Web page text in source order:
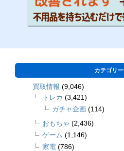
カテゴリー
買取情報 (9,046)
トレカ (3,421)
ガチャ企画 (114)
おもちゃ (2,436)
ゲーム (1,146)
家電 (786)